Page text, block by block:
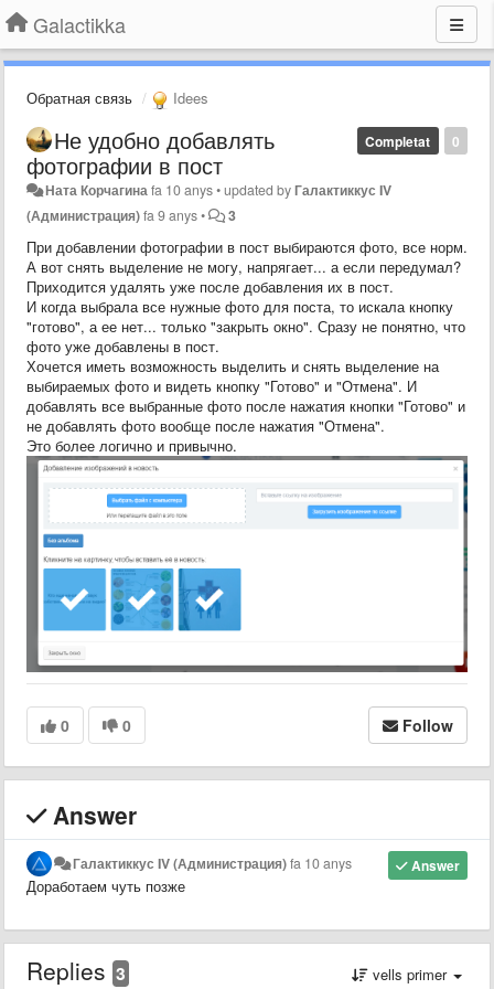
Galactikka
Обратная связь Idees
0
Completat
Не удобно добавлять
фотографии в пост
Ната Корчагина fa 10 anys•updated byГалактиккус IV
(Администрация)fa 9 anys• 3
При добавлении фотографии в пост выбираются фото, все норм.
А вот снять выделение не могу, напрягает... а если передумал?
Приходится удалять уже после добавления их в пост.
И когда выбрала все нужные фото для поста, то искала кнопку
"готово", а ее нет... только "закрыть окно". Сразу не понятно, что
фото уже добавлены в пост.
Хочется иметь возможность выделить и снять выделение на
выбираемых фото и видеть кнопку "Готово" и "Отмена". И
добавлять все выбранные фото после нажатия кнопки "Готово" и
не добавлять фото вообще после нажатия "Отмена".
Это более логично и привычно.
0 0 Follow
Answer
Answer
Галактиккус IV (Администрация)fa 10 anys
Доработаем чуть позже
Replies 3 vells primer